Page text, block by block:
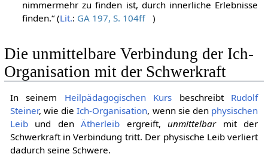
nimmermehr zu finden ist, durch innerliche Erlebnisse
finden.“ (Lit.: GA 197, S. 104ff )
Die unmittelbare Verbindung der Ich-
Organisation mit der Schwerkraft
In seinem Heilpädagogischen Kurs beschreibt Rudolf
Steiner, wie dieIch-Organisation, wenn sie den physischen
Leibund denÄtherleib ergreift,unmittelbarmit der
Schwerkraft in Verbindung tritt. Der physische Leib verliert
dadurch seine Schwere.